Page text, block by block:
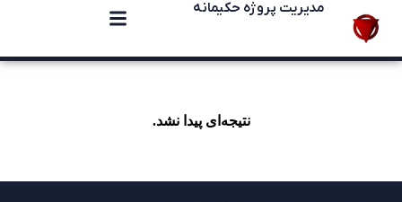
مدیریت پروژه حکیمانه
نتیجه‌ای پیدا نشد.